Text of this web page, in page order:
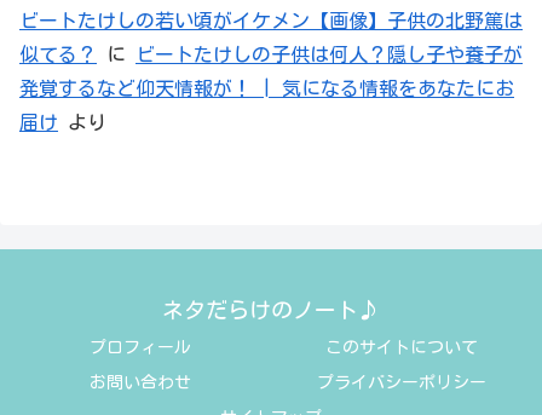
ビートたけしの若い頃がイケメン【画像】子供の北野篤は
似てる？
に
ビートたけしの子供は何人？隠し子や養子が
発覚するなど仰天情報が！ | 気になる情報をあなたにお
届け より
ネタだらけのノート♪
プロフィール このサイトについて
お問い合わせ プライバシーポリシー